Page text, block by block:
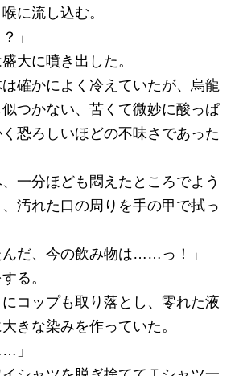
に流し込む。
」
大に噴き出した。
確かによく冷えていたが、烏龍
つかない、苦くて微妙に酸っぱ
恐ろしいほどの不味さであった
一分ほども悶えたところでよう
汚れた口の周りを手の甲で拭っ
んだ、今の飲み物は……っ！」
る。
コップも取り落とし、零れた液
きな染みを作っていた。
」